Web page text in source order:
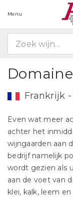
Menu
Frankrijk
Even wat meer
achter het
wijngaarden aan
bedrijf namelijk
wordt gezien als
aan de voet van
klei, kalk, leem